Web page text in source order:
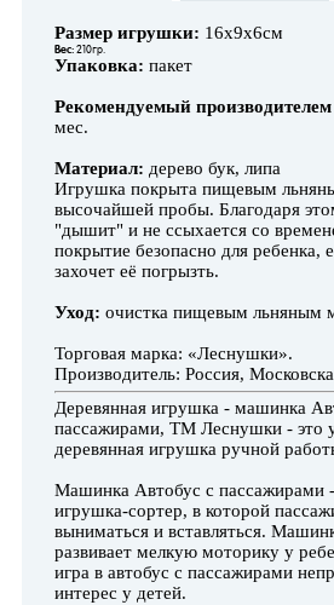
Размер игрушки: 16х9х6см
Вес: 210гр.
Упаковка: пакет
Рекомендуемый производителем
мес.
Материал: дерево бук, липа
Игрушка покрыта пищевым
высочайшей пробы. Благодаря
"дышит" и не ссыхается со
покрытие безопасно для ребенка,
захочет её погрызть.
Уход: очистка пищевым льняным
Торговая марка: «Леснушки».
Производитель: Россия,
Деревянная игрушка - машинка
пассажирами, ТМ Леснушки - это
деревянная игрушка ручной
Машинка Автобус с пассажирами -
игрушка-сортер, в которой
выниматься и вставляться.
развивает мелкую моторику у
игра в автобус с пассажирами
интерес у детей.